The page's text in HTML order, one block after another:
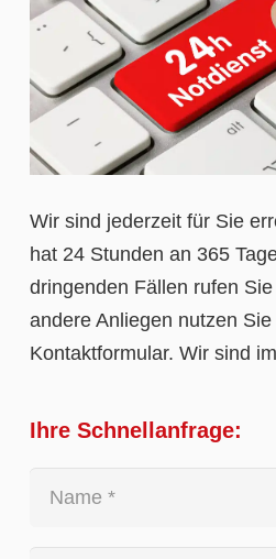
Wir sind jederzeit für Sie
hat 24 Stunden an 365
dringenden Fällen rufen
andere Anliegen nutzen
Kontaktformular. Wir sind
Ihre Schnellanfrage: